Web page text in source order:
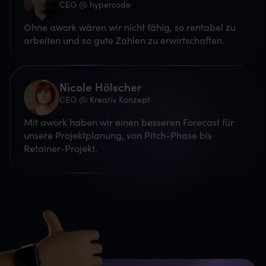
CEO @ hypercode
Ohne awork wären wir nicht fähig, so rentabel zu
arbeiten und so gute Zahlen zu erwirtschaften.
Nicole Hölscher
CEO @ Kreativ Konzept
Mit awork haben wir einen besseren Forecast für
unsere Projektplanung, von Pitch-Phase bis
Retainer-Projekt.